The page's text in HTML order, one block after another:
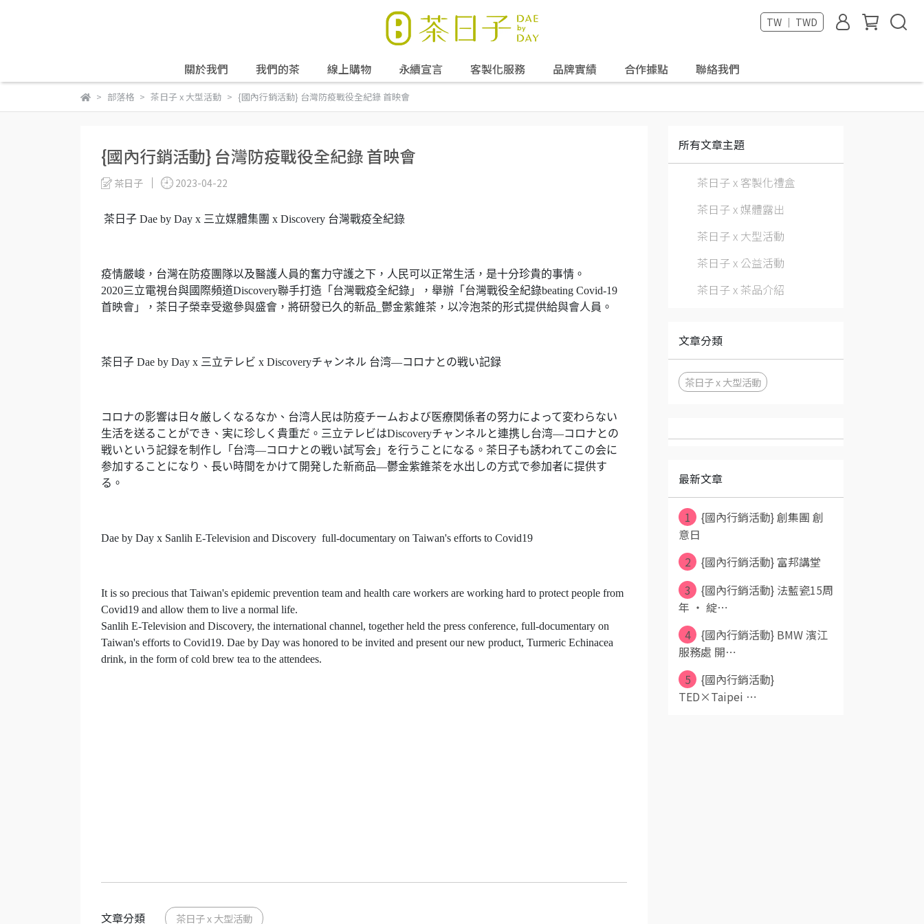
TW ｜ TWD
關於我們 我們的茶 線上購物 永續宣言 客製化服務 品牌實績 合作據點 聯絡我們
部落格 茶日子 x 大型活動 {國內行銷活動} 台灣防疫戰役全紀錄 首映會
{國內行銷活動} 台灣防疫戰役全紀錄 首映會
茶日子 2023-04-22
茶日子 Dae by Day x 三立媒體集團 x Discovery 台灣戰疫全紀錄
疫情嚴峻，台灣在防疫團隊以及醫護人員的奮力守護之下，人民可以正常生活，是十分珍貴的事情。
2020三立電視台與國際頻道Discovery聯手打造「台灣戰疫全紀錄」，舉辦「台灣戰役全紀錄beating Covid-19
首映會」，茶日子榮幸受邀參與盛會，將研發已久的新品_鬱金紫錐茶，以冷泡茶的形式提供給與會人員。
茶日子 Dae by Day x 三立テレビ x Discoveryチャンネル 台湾―コロナとの戦い記録
コロナの影響は日々厳しくなるなか、台湾人民は防疫チームおよび医療関係者の努力によって変わらない
生活を送ることができ、実に珍しく貴重だ。三立テレビはDiscoveryチャンネルと連携し台湾―コロナとの
戦いという記録を制作し「台湾―コロナとの戦い試写会」を行うことになる。茶日子も誘われてこの会に
参加することになり、長い時間をかけて開発した新商品―鬱金紫錐茶を水出しの方式で参加者に提供す
る。
Dae by Day x Sanlih E-Television and Discovery full-documentary on Taiwan's efforts to Covid19
It is so precious that Taiwan's epidemic prevention team and health care workers are working hard to protect people from
Covid19 and allow them to live a normal life.
Sanlih E-Television and Discovery, the international channel, together held the press conference, full-documentary on
Taiwan's efforts to Covid19. Dae by Day was honored to be invited and present our new product, Turmeric Echinacea
drink, in the form of cold brew tea to the attendees.
文章分類 茶日子 x 大型活動
所有文章主題
茶日子 x 客製化禮盒
茶日子 x 媒體露出
茶日子 x 大型活動
茶日子 x 公益活動
茶日子 x 茶品介紹
文章分類
茶日子 x 大型活動
最新文章
1
{國內行銷活動} 創集團 創
意日
2
{國內行銷活動} 富邦講堂
3
{國內行銷活動} 法藍瓷15周
年 ‧ 綻⋯
4
{國內行銷活動} BMW 濱江
服務處 開⋯
5
{國內行銷活動}
TED×Taipei ⋯